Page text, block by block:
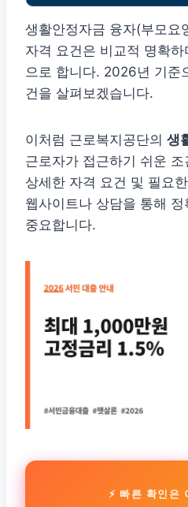
생활안정자금 융자(부모요
자격 요건은 비교적 명확
으로 합니다. 2026년 기준
건을 살펴보겠습니다.
이처럼 근로복지공단의 생
근로자가 접근하기 쉬운
상세한 자격 요건 및 필요
웹사이트나 상담을 통해
중요합니다.
⚡ 빠른 확인은